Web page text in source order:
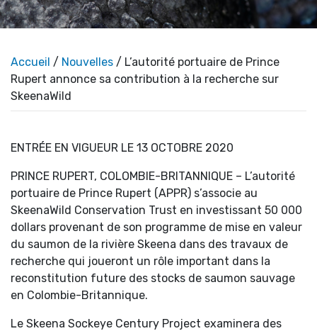
Accueil / Nouvelles / L’autorité portuaire de Prince
Rupert annonce sa contribution à la recherche sur
SkeenaWild
ENTRÉE EN VIGUEUR LE 13 OCTOBRE 2020
PRINCE RUPERT, COLOMBIE-BRITANNIQUE – L’autorité
portuaire de Prince Rupert (APPR) s’associe au
SkeenaWild Conservation Trust en investissant 50 000
dollars provenant de son programme de mise en valeur
du saumon de la rivière Skeena dans des travaux de
recherche qui joueront un rôle important dans la
reconstitution future des stocks de saumon sauvage
en Colombie-Britannique.
Le Skeena Sockeye Century Project examinera des